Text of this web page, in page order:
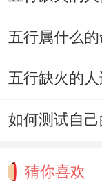
佳随身携带
品千万要单
到新家后 最
猜你喜欢